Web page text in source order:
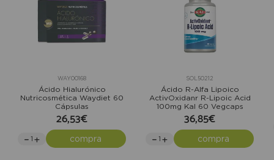
WAY00168
Ácido Hialurónico
Nutricosmética Waydiet 60
Cápsulas
26,53€
compra
SOL50212
Ácido R-Alfa Lipoico
ActivOxidanr R-Lipoic Acid
100mg Kal 60 Vegcaps
36,85€
compra